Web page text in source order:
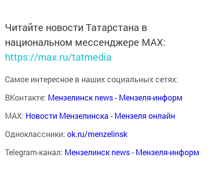
Читайте новости Татарстана в
национальном мессенджере MАХ:
https://max.ru/tatmedia
Самое интересное в наших социальных сетях:
ВКонтакте: Мензелинск news - Мензеля-информ
MAX: Новости Мензелинска - Мензеля онлайн
Одноклассники: ok.ru/menzelinsk
Telegram-канал: Мензелинск news - Мензеля-информ